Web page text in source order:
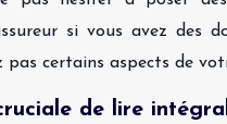
si vous avez des
pas certains aspects de
de lire